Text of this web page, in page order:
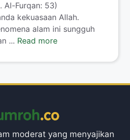
Al-Furqan: 53)
kekuasaan Allah.
alam ini sungguh
... Read more
moderat yang menyajikan